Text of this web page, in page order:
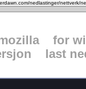
for
last